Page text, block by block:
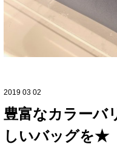
2019 03 02
豊富なカラーバ
しいバッグを★